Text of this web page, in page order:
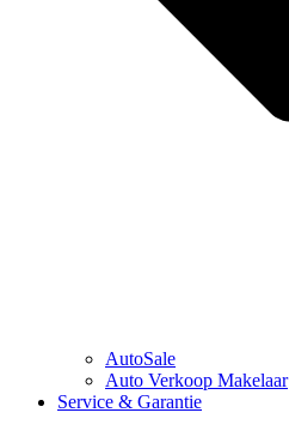
AutoSale
Auto Verkoop Makelaar
Service & Garantie